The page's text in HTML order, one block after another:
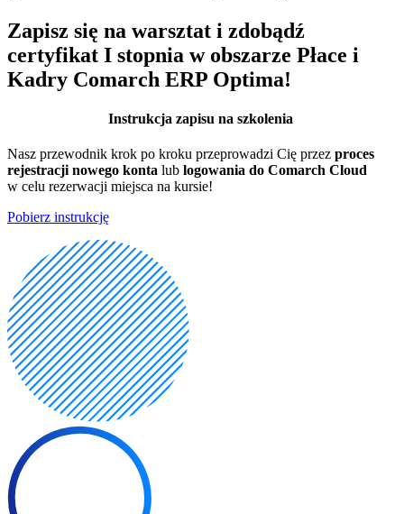
Zapisz się na warsztat i zdobądź
certyfikat I stopnia w obszarze Płace i
Kadry Comarch ERP Optima!
Instrukcja zapisu na szkolenia
Nasz przewodnik krok po kroku przeprowadzi Cię przez proces
rejestracji nowego konta lub logowania do Comarch Cloud
w celu rezerwacji miejsca na kursie!
Pobierz instrukcję